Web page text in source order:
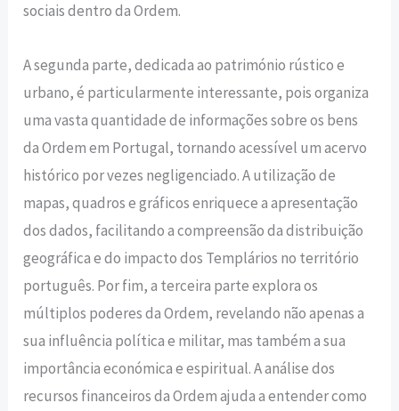
sociais dentro da Ordem.
A segunda parte, dedicada ao património rústico e
urbano, é particularmente interessante, pois organiza
uma vasta quantidade de informações sobre os bens
da Ordem em Portugal, tornando acessível um acervo
histórico por vezes negligenciado. A utilização de
mapas, quadros e gráficos enriquece a apresentação
dos dados, facilitando a compreensão da distribuição
geográfica e do impacto dos Templários no território
português. Por fim, a terceira parte explora os
múltiplos poderes da Ordem, revelando não apenas a
sua influência política e militar, mas também a sua
importância económica e espiritual. A análise dos
recursos financeiros da Ordem ajuda a entender como